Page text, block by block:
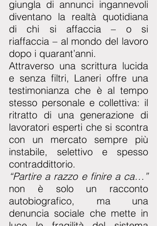
giungla di annunci ingannevoli
diventano la realtà quotidiana
di chi si affaccia – o si
riaffaccia – al mondo del lavoro
dopo i quarant’anni.
Attraverso una scrittura lucida
e senza filtri, Laneri offre una
testimonianza che è al tempo
stesso personale e collettiva: il
ritratto di una generazione di
lavoratori esperti che si scontra
con un mercato sempre più
instabile, selettivo e spesso
contraddittorio.
“Partire a razzo e finire a ca…”
non è solo un racconto
autobiografico, ma una
denuncia sociale che mette in